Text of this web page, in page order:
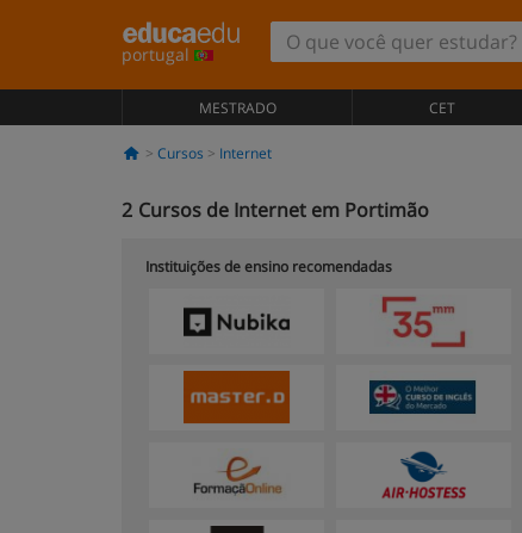
portugal
MESTRADO CET
Cursos Internet
2 Cursos de Internet em Portimão
Instituições de ensino recomendadas